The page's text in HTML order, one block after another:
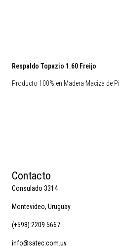
Respaldo Topazio 1.60 Freijo
Producto 100% en Madera Maciza de
Contacto
Consulado 3314
Montevideo, Uruguay
(+598) 2209 5667
info@satec.com.uy